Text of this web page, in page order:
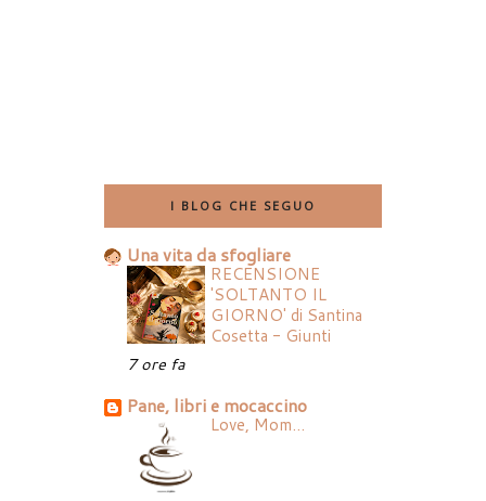
I BLOG CHE SEGUO
Una vita da sfogliare
RECENSIONE
'SOLTANTO IL
GIORNO' di Santina
Cosetta - Giunti
7 ore fa
Pane, libri e mocaccino
Love, Mom...